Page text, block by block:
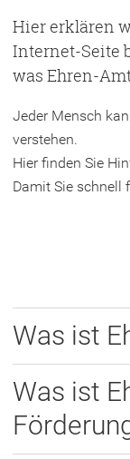
Hier erklären
Internet-Seite
was Ehren-
Jeder Mensch
verstehen.
Hier finden Sie
Damit Sie schnell
Was ist
Was ist